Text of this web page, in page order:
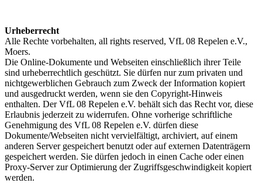
Urheberrecht
Alle Rechte vorbehalten, all rights reserved, VfL 08 Repelen e.V.,
Moers.
Die Online-Dokumente und Webseiten einschließlich ihrer Teile
sind urheberrechtlich geschützt. Sie dürfen nur zum privaten und
nichtgewerblichen Gebrauch zum Zweck der Information kopiert
und ausgedruckt werden, wenn sie den Copyright-Hinweis
enthalten. Der VfL 08 Repelen e.V. behält sich das Recht vor, diese
Erlaubnis jederzeit zu widerrufen. Ohne vorherige schriftliche
Genehmigung des VfL 08 Repelen e.V. dürfen diese
Dokumente/Webseiten nicht vervielfältigt, archiviert, auf einem
anderen Server gespeichert benutzt oder auf externen Datenträgern
gespeichert werden. Sie dürfen jedoch in einen Cache oder einen
Proxy-Server zur Optimierung der Zugriffsgeschwindigkeit kopiert
werden.